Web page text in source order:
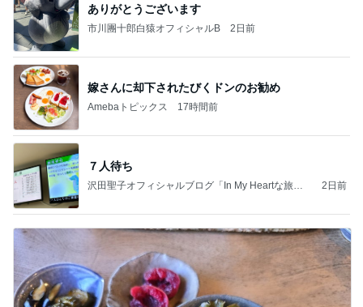
ありがとうございます
市川團十郎白猿オフィシャルB 2日前
嫁さんに却下されたびくドンのお勧め
Amebaトピックス 17時間前
７人待ち
沢田聖子オフィシャルブログ「In My Heartな旅日
2日前